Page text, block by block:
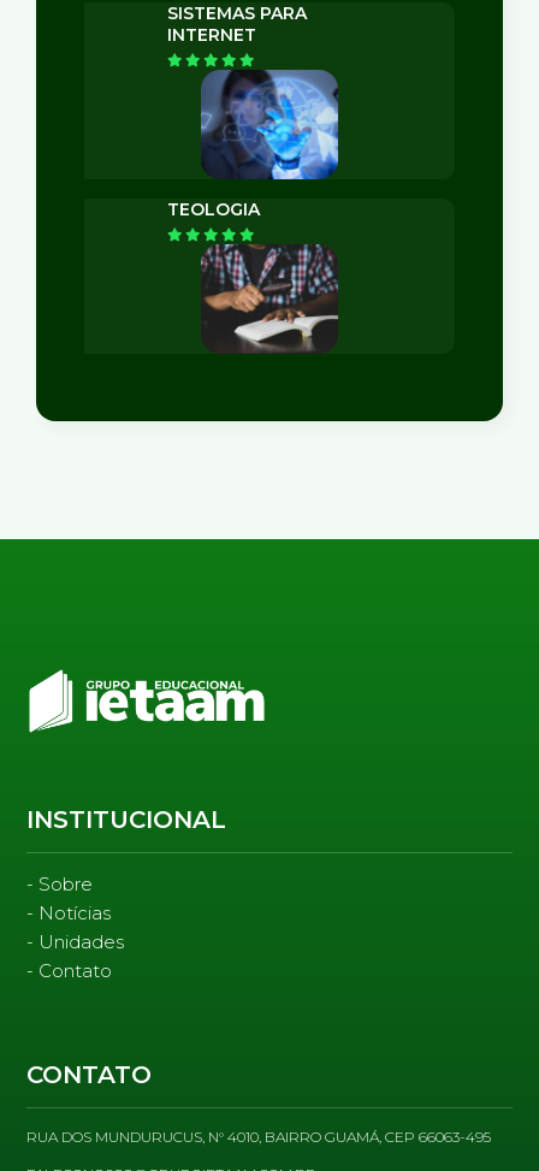
TEOLOGIA
SISTEMAS PARA
INTERNET
INSTITUCIONAL
Sobre
Notícias
Unidades
Contato
CONTATO
RUA DOS MUNDURUCUS, N° 4010, BAIRRO GUAMÁ, CEP 66063-495